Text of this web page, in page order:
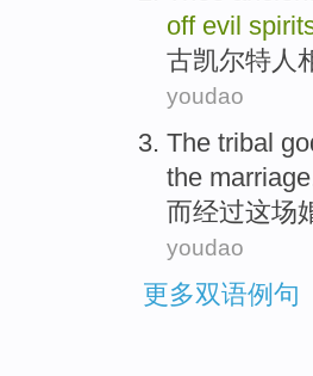
off evil
古凯尔特人
youdao
The tribal
the marriage
而经过这场
youdao
更多双语例句